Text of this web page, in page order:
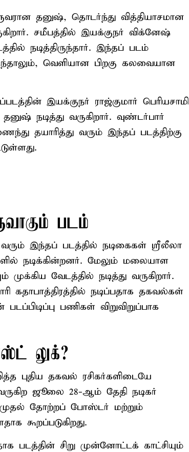
தனுஷ், தொடர்ந்து வித்தியாசமான
சமீபத்தில் இயக்குநர் விக்னேஷ்
நடித்திருந்தார். இந்தப் படம்
வெளியான பிறகு கலவையான
இயக்குநர் ராஜ்குமார் பெரியசாமி
நடித்து வருகிறார். வுண்டர்பார்
தயாரித்து வரும் இந்தப் படத்திற்கு
படம்
இந்தப் படத்தில் நடிகைகள் ஸ்ரீலீலா
நடிக்கின்றனர். மேலும் மலையாள
முக்கிய வேடத்தில் நடித்து வருகிறார்.
கதாபாத்திரத்தில் நடிப்பதாக தகவல்கள்
பணிகள் விறுவிறுப்பாக
லுக்?
புதிய தகவல் ரசிகர்களிடையே
ஜூலை 28-ஆம் தேதி நடிகர்
முதல் தோற்றப் போஸ்டர் மற்றும்
கூறப்படுகிறது.
படத்தின் சிறு முன்னோட்டக் காட்சியும்